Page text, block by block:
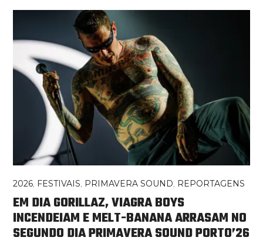
2026, FESTIVAIS, PRIMAVERA SOUND, REPORTAGENS
EM DIA GORILLAZ, VIAGRA BOYS
INCENDEIAM E MELT-BANANA ARRASAM NO
SEGUNDO DIA PRIMAVERA SOUND PORTO’26